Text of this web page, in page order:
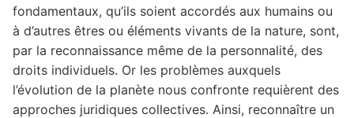
fondamentaux, qu’ils soient accordés aux humains ou
à d’autres êtres ou éléments vivants de la nature, sont,
par la reconnaissance même de la personnalité, des
droits individuels. Or les problèmes auxquels
l’évolution de la planète nous confronte requièrent des
approches juridiques collectives. Ainsi, reconnaître un